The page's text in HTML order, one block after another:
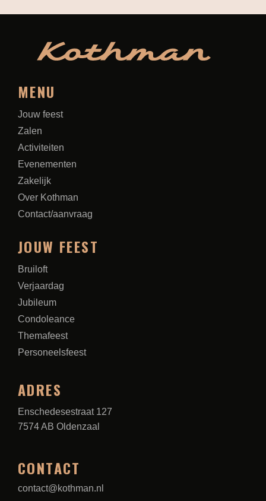
MENU
Jouw feest
Zalen
Activiteiten
Evenementen
Zakelijk
Over Kothman
Contact/aanvraag
JOUW FEEST
Bruiloft
Verjaardag
Jubileum
Condoleance
Themafeest
Personeelsfeest
ADRES
Enschedesestraat 127
7574 AB Oldenzaal
CONTACT
contact@kothman.nl